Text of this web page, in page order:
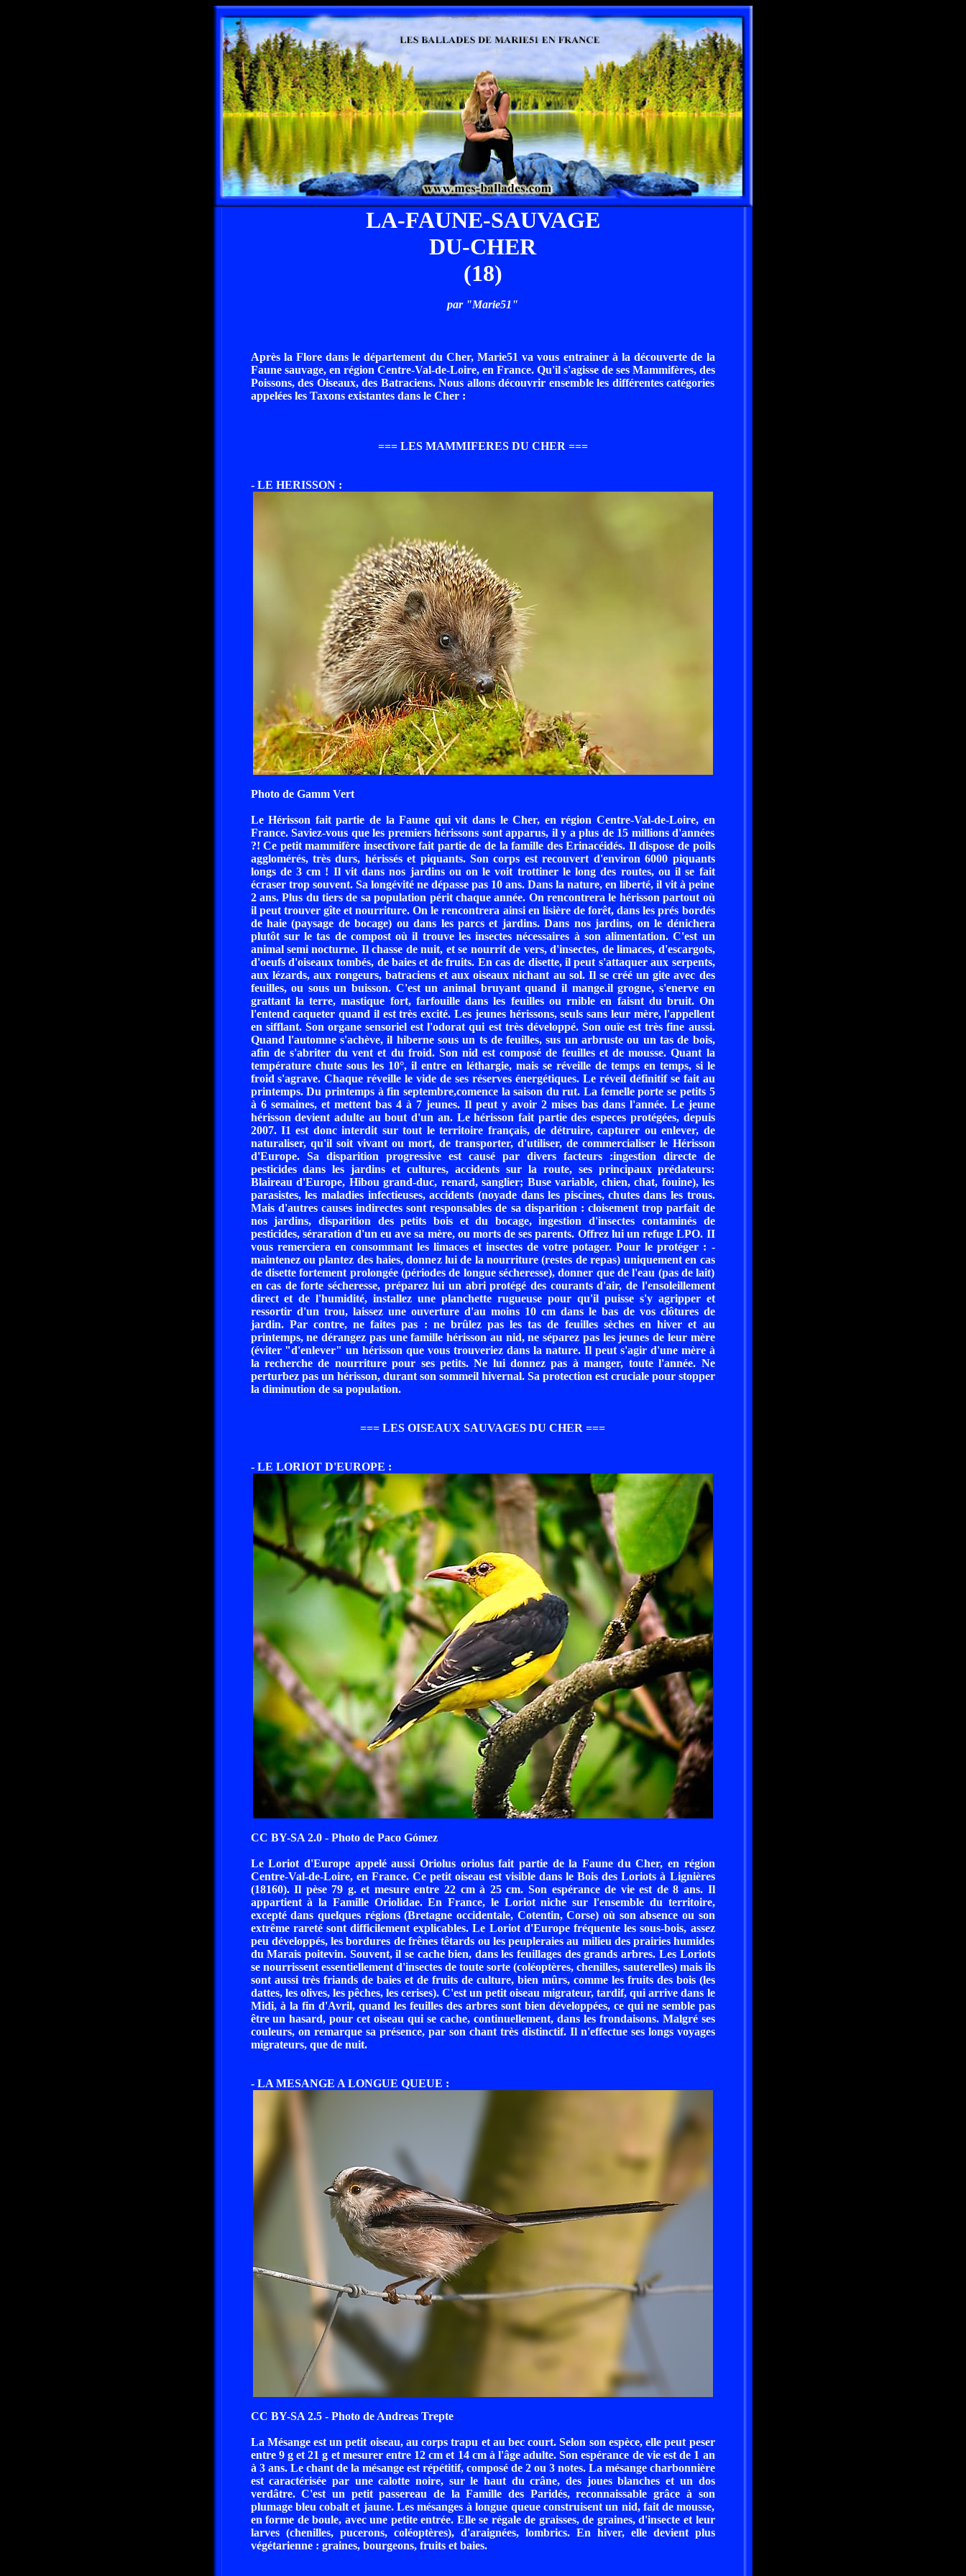
LA-FAUNE-SAUVAGE
DU-CHER
(18)
par "Marie51"
Après la Flore dans le département du Cher, Marie51 va vous entrainer à la découverte de la
Faune sauvage, en région Centre-Val-de-Loire, en France. Qu'il s'agisse de ses Mammifères, des
Poissons, des Oiseaux, des Batraciens. Nous allons découvrir ensemble les différentes catégories
appelées les Taxons existantes dans le Cher :
=== LES MAMMIFERES DU CHER ===
- LE HERISSON :
Photo de Gamm Vert
Le Hérisson fait partie de la Faune qui vit dans le Cher, en région Centre-Val-de-Loire, en
France. Saviez-vous que les premiers hérissons sont apparus, il y a plus de 15 millions d'années
?! Ce petit mammifère insectivore fait partie de de la famille des Erinacéidés. Il dispose de poils
agglomérés, très durs, hérissés et piquants. Son corps est recouvert d'environ 6000 piquants
longs de 3 cm ! Il vit dans nos jardins ou on le voit trottiner le long des routes, ou il se fait
écraser trop souvent. Sa longévité ne dépasse pas 10 ans. Dans la nature, en liberté, il vit à peine
2 ans. Plus du tiers de sa population périt chaque année. On rencontrera le hérisson partout où
il peut trouver gîte et nourriture. On le rencontrera ainsi en lisière de forêt, dans les prés bordés
de haie (paysage de bocage) ou dans les parcs et jardins. Dans nos jardins, on le dénichera
plutôt sur le tas de compost où il trouve les insectes nécessaires à son alimentation. C'est un
animal semi nocturne. Il chasse de nuit, et se nourrit de vers, d'insectes, de limaces, d'escargots,
d'oeufs d'oiseaux tombés, de baies et de fruits. En cas de disette, il peut s'attaquer aux serpents,
aux lézards, aux rongeurs, batraciens et aux oiseaux nichant au sol. Il se créé un gite avec des
feuilles, ou sous un buisson. C'est un animal bruyant quand il mange.il grogne, s'enerve en
grattant la terre, mastique fort, farfouille dans les feuilles ou rnible en faisnt du bruit. On
l'entend caqueter quand il est très excité. Les jeunes hérissons, seuls sans leur mère, l'appellent
en sifflant. Son organe sensoriel est l'odorat qui est très développé. Son ouïe est très fine aussi.
Quand l'automne s'achève, il hiberne sous un ts de feuilles, sus un arbruste ou un tas de bois,
afin de s'abriter du vent et du froid. Son nid est composé de feuilles et de mousse. Quant la
température chute sous les 10°, il entre en léthargie, mais se réveille de temps en temps, si le
froid s'agrave. Chaque réveille le vide de ses réserves énergétiques. Le réveil définitif se fait au
printemps. Du printemps à fin septembre,comence la saison du rut. La femelle porte se petits 5
à 6 semaines, et mettent bas 4 à 7 jeunes. Il peut y avoir 2 mises bas dans l'année. Le jeune
hérisson devient adulte au bout d'un an. Le hérisson fait partie des especes protégées, depuis
2007. I1 est donc interdit sur tout le territoire français, de détruire, capturer ou enlever, de
naturaliser, qu'il soit vivant ou mort, de transporter, d'utiliser, de commercialiser le Hérisson
d'Europe. Sa disparition progressive est causé par divers facteurs :ingestion directe de
pesticides dans les jardins et cultures, accidents sur la route, ses principaux prédateurs:
Blaireau d'Europe, Hibou grand-duc, renard, sanglier; Buse variable, chien, chat, fouine), les
parasistes, les maladies infectieuses, accidents (noyade dans les piscines, chutes dans les trous.
Mais d'autres causes indirectes sont responsables de sa disparition : cloisement trop parfait de
nos jardins, disparition des petits bois et du bocage, ingestion d'insectes contaminés de
pesticides, séraration d'un eu ave sa mère, ou morts de ses parents. Offrez lui un refuge LPO. II
vous remerciera en consommant les limaces et insectes de votre potager. Pour le protéger : -
maintenez ou plantez des haies, donnez lui de la nourriture (restes de repas) uniquement en cas
de disette fortement prolongée (périodes de longue sécheresse), donner que de l'eau (pas de lait)
en cas de forte sécheresse, préparez lui un abri protégé des courants d'air, de l'ensoleillement
direct et de l'humidité, installez une planchette rugueuse pour qu'il puisse s'y agripper et
ressortir d'un trou, laissez une ouverture d'au moins 10 cm dans le bas de vos clôtures de
jardin. Par contre, ne faites pas : ne brûlez pas les tas de feuilles sèches en hiver et au
printemps, ne dérangez pas une famille hérisson au nid, ne séparez pas les jeunes de leur mère
(éviter "d'enlever" un hérisson que vous trouveriez dans la nature. Il peut s'agir d'une mère à
la recherche de nourriture pour ses petits. Ne lui donnez pas à manger, toute l'année. Ne
perturbez pas un hérisson, durant son sommeil hivernal. Sa protection est cruciale pour stopper
la diminution de sa population.
=== LES OISEAUX SAUVAGES DU CHER ===
- LE LORIOT D'EUROPE :
CC BY-SA 2.0 - Photo de Paco Gómez
Le Loriot d'Europe appelé aussi Oriolus oriolus fait partie de la Faune du Cher, en région
Centre-Val-de-Loire, en France. Ce petit oiseau est visible dans le Bois des Loriots à Lignières
(18160). Il pèse 79 g. et mesure entre 22 cm à 25 cm. Son espérance de vie est de 8 ans. Il
appartient à la Famille Oriolidae. En France, le Loriot niche sur l'ensemble du territoire,
excepté dans quelques régions (Bretagne occidentale, Cotentin, Corse) où son absence ou son
extrême rareté sont difficilement explicables. Le Loriot d'Europe fréquente les sous-bois, assez
peu développés, les bordures de frênes têtards ou les peupleraies au milieu des prairies humides
du Marais poitevin. Souvent, il se cache bien, dans les feuillages des grands arbres. Les Loriots
se nourrissent essentiellement d'insectes de toute sorte (coléoptères, chenilles, sauterelles) mais ils
sont aussi très friands de baies et de fruits de culture, bien mûrs, comme les fruits des bois (les
dattes, les olives, les pêches, les cerises). C'est un petit oiseau migrateur, tardif, qui arrive dans le
Midi, à la fin d'Avril, quand les feuilles des arbres sont bien développées, ce qui ne semble pas
être un hasard, pour cet oiseau qui se cache, continuellement, dans les frondaisons. Malgré ses
couleurs, on remarque sa présence, par son chant très distinctif. Il n'effectue ses longs voyages
migrateurs, que de nuit.
- LA MESANGE A LONGUE QUEUE :
CC BY-SA 2.5 - Photo de Andreas Trepte
La Mésange est un petit oiseau, au corps trapu et au bec court. Selon son espèce, elle peut peser
entre 9 g et 21 g et mesurer entre 12 cm et 14 cm à l'âge adulte. Son espérance de vie est de 1 an
à 3 ans. Le chant de la mésange est répétitif, composé de 2 ou 3 notes. La mésange charbonnière
est caractérisée par une calotte noire, sur le haut du crâne, des joues blanches et un dos
verdâtre. C'est un petit passereau de la Famille des Paridés, reconnaissable grâce à son
plumage bleu cobalt et jaune. Les mésanges à longue queue construisent un nid, fait de mousse,
en forme de boule, avec une petite entrée. Elle se régale de graisses, de graines, d'insecte et leur
larves (chenilles, pucerons, coléoptères), d'araignées, lombrics. En hiver, elle devient plus
végétarienne : graines, bourgeons, fruits et baies.